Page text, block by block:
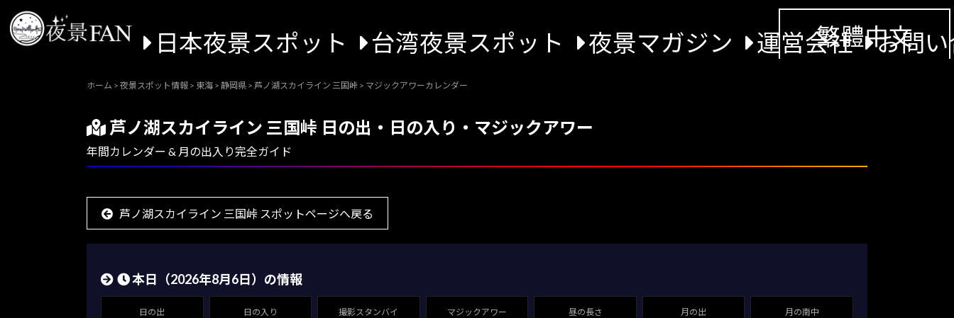
日本夜景スポット 台湾夜景スポット 夜景マガジン 運営会社 お問
繁體中文
ホーム > 夜景スポット情報 > 東海 > 静岡県 > 芦ノ湖スカイライン 三国峠 > マジックアワーカレンダー
芦ノ湖スカイライン 三国峠 日の出・日の入り・マジックアワー
年間カレンダー & 月の出入り完全ガイド
芦ノ湖スカイライン 三国峠 スポットページへ戻る
本日（2026年8月6日）の情報
日の出 日の入り 撮影スタンバイ マジックアワー 昼の長さ 月の出 月の南中